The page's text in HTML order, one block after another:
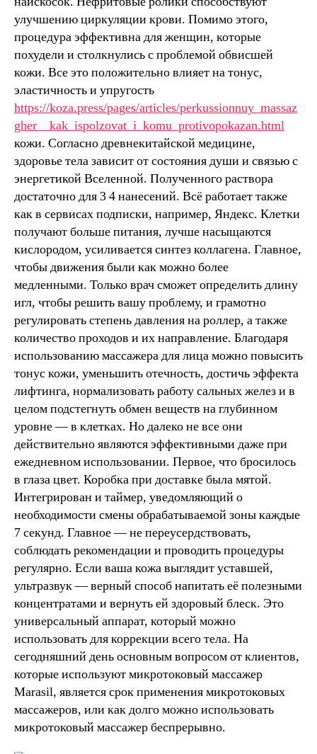
улучшению циркуляции крови. Помимо этого,
процедура эффективна для женщин, которые
похудели и столкнулись с проблемой обвисшей
кожи. Все это положительно влияет на тонус,
эластичность и упругость
https://koza.press/pages/articles/perkussionnuy_massaz
gher__kak_ispolzovat_i_komu_protivopokazan.html
кожи. Согласно древнекитайской медицине,
здоровье тела зависит от состояния души и связью с
энергетикой Вселенной. Полученного раствора
достаточно для 3 4 нанесений. Всё работает также
как в сервисах подписки, например, Яндекс. Клетки
получают больше питания, лучше насыщаются
кислородом, усиливается синтез коллагена. Главное,
чтобы движения были как можно более
медленными. Только врач сможет определить длину
игл, чтобы решить вашу проблему, и грамотно
регулировать степень давления на роллер, а также
количество проходов и их направление. Благодаря
использованию массажера для лица можно повысить
тонус кожи, уменьшить отечность, достичь эффекта
лифтинга, нормализовать работу сальных желез и в
целом подстегнуть обмен веществ на глубинном
уровне — в клетках. Но далеко не все они
действительно являются эффективными даже при
ежедневном использовании. Первое, что бросилось
в глаза цвет. Коробка при доставке была мятой.
Интегрирован и таймер, уведомляющий о
необходимости смены обрабатываемой зоны каждые
7 секунд. Главное — не переусердствовать,
соблюдать рекомендации и проводить процедуры
регулярно. Если ваша кожа выглядит уставшей,
ультразвук — верный способ напитать её полезными
концентратами и вернуть ей здоровый блеск. Это
универсальный аппарат, который можно
использовать для коррекции всего тела. На
сегодняшний день основным вопросом от клиентов,
которые используют микротоковый массажер
Marasil, является срок применения микротоковых
массажеров, или как долго можно использовать
микротоковый массажер беспрерывно.